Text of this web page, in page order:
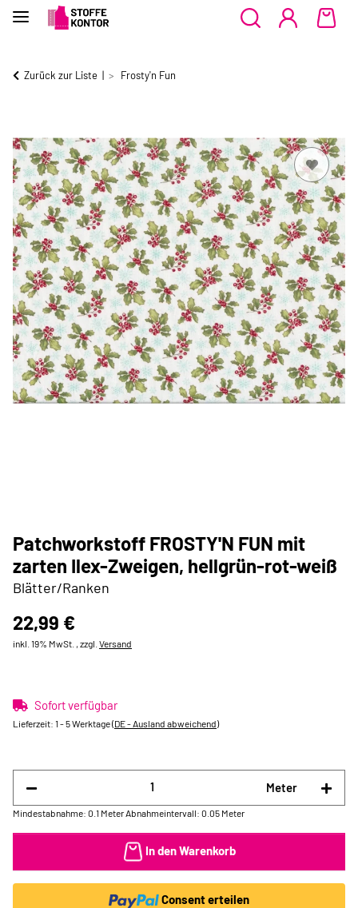
Zurück zur Liste Frosty'n Fun
Patchworkstoff FROSTY'N FUN mit
zarten Ilex-Zweigen, hellgrün-rot-weiß
Blätter/Ranken
22,99 €
inkl. 19% MwSt. , zzgl. Versand
Sofort verfügbar
Lieferzeit: 1 - 5 Werktage(DE - Ausland abweichend)
Meter
Mindestabnahme: 0.1 Meter Abnahmeintervall: 0.05 Meter
In den Warenkorb
Consent erteilen